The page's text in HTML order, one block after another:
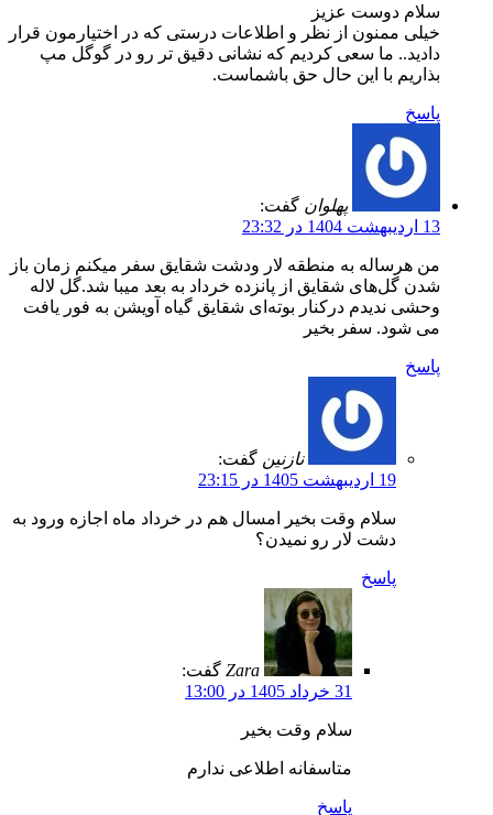
سلام دوست عزیز
خیلی ممنون از نظر و اطلاعات درستی که در اختیارمون قرار
دادید.. ما سعی کردیم که نشانی دقیق تر رو در گوگل مپ
بذاریم با این حال حق باشماست.
پاسخ
پهلوان گفت:
13 اردیبهشت 1404 در 23:32
من هرساله به منطقه لار ودشت شقایق سفر میکنم زمان باز
شدن گل‌های شقایق از پانزده خرداد به بعد میبا شد.گل لاله
وحشی ندیدم درکنار بوته‌ای شقایق گیاه آویشن به فور یافت
می شود. سفر بخیر
پاسخ
نازنین گفت:
19 اردیبهشت 1405 در 23:15
سلام وقت بخیر امسال هم در خرداد ماه اجازه ورود به
دشت لار رو نمیدن؟
پاسخ
Zara گفت:
31 خرداد 1405 در 13:00
سلام وقت بخیر
متاسفانه اطلاعی ندارم
پاسخ